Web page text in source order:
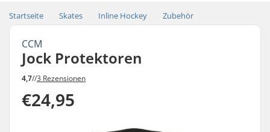
Startseite Skates Inline Hockey Zubehör
CCM
Jock Protektoren
4,7//3 Rezensionen
€24,95